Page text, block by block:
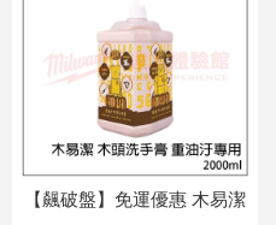
【飆破盤】免運優惠 木易潔